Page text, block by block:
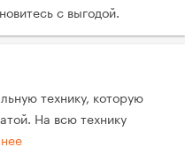
с выгодой.
технику, которую
На всю технику